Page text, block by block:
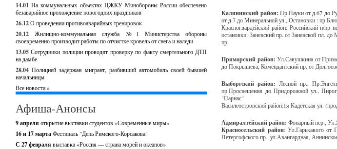
14.01 На коммунальных объектах ЦЖКУ Минобороны России обеспечено
безаварийное прохождение новогодних праздников
26.12О проведении противоаварийных тренировок
20.12
Жилищно-коммунальная служба №1 Министерства обороны
своевременно производит работы по отчистке кровель от снега и наледи
13.05 Сотрудники полиции проводят проверку по факту смертельного ДТП
на дамбе
28.04 Полицией задержан мигрант, разбивший автомобиль своей бывшей
начальницы
Все новости »
Афиша-Анонсы
9 апреля открытие выставки студентов «Современные миры»
16 и 17 мартаФестиваль "День Римского-Корсакова"
С 27 февраля выставка «Россия — страна морей и океанов»
Калининский район: Пр.Науки от д.67 до
от д.7 до Минеральной ул., Остановки :
Красногвардейский район: Российский п/пр
остановки: Заневский пр. от Заневской пл.
пр.
Приморский район: Ул.Савушкина от
до Покрышева, Комендантский пр. от
Выборгский район:Лесной пр.,
пр.Просвещения до Придорожной ул.,
"Парнас"
Василеостровский район:1я Кадетская ул.
Адмиралтейский район: Фонарный пер.,
Красносельский район: Ул.Гарькавого от
Петергофского пр., ул.Авангардная,